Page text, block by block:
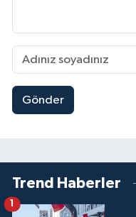
Gönder
Trend Haberler
1